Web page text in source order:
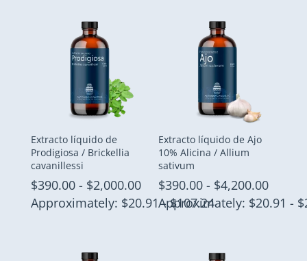
Extracto líquido de
Prodigiosa / Brickellia
cavanillessi
$390.00 - $2,000.00Rango
de
Approximately: $20.91 - $107.24
Extracto líquido de Ajo
10% Alicina / Allium
sativum
$390.00 - $4,200.00Rango
de
Approximately: $20.91 -